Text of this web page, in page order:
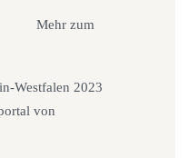
Mehr zum
Westfalen 2023
von